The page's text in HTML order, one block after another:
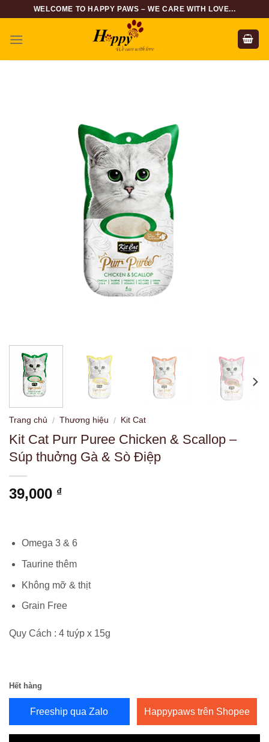
content
WELCOME TO HAPPY PAWS – WE CARE WITH LOVE...
Trang chủ / Thương hiệu / Kit Cat
Kit Cat Purr Puree Chicken & Scallop –
Súp thuởng Gà & Sò Điệp
39,000 ₫
Omega 3 & 6
Taurine thêm
Không mỡ & thịt
Grain Free
Quy Cách : 4 tuýp x 15g
Hết hàng
Freeship qua Zalo Happypaws trên Shopee